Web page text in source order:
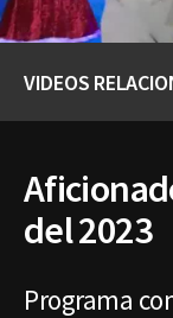
VIDEOS
del 2023
Programa